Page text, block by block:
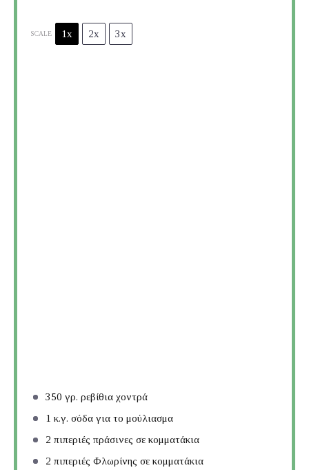
SCALE 1x 2x 3x
350 γρ. ρεβίθια χοντρά
1 κ.γ. σόδα για το μούλιασμα
2 πιπεριές πράσινες σε κομματάκια
2 πιπεριές Φλωρίνης σε κομματάκια